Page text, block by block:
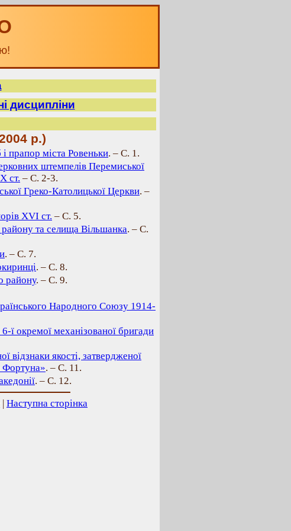
дисципліни
р.)
і прапор міста Ровеньки. – С. 1.
штемпелів Перемиської
ст. – С. 2-3.
Греко-Католицької Церкви. –
ХVІ ст. – С. 5.
та селища Вільшанка. – С.
. – С. 7.
. – С. 8.
району. – С. 9.
Народного Союзу 1914-
ї окремої механізованої бригади
відзнаки якості, затвердженої
Фортуна». – С. 11.
. – С. 12.
| Наступна сторінка